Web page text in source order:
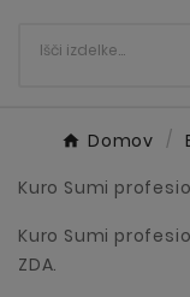
Domov
Kuro Sumi
Kuro Sumi
ZDA.